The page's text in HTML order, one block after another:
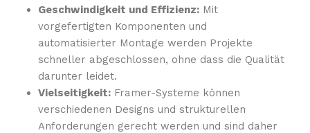
Geschwindigkeit und Effizienz: Mit
vorgefertigten Komponenten und
automatisierter Montage werden Projekte
schneller abgeschlossen, ohne dass die Qualität
darunter leidet.
Vielseitigkeit: Framer-Systeme können
verschiedenen Designs und strukturellen
Anforderungen gerecht werden und sind daher